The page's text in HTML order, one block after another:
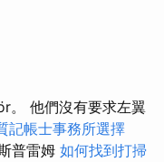
。 他們沒有要求左翼
記帳士事務所選擇
普雷姆 如何找到打掃